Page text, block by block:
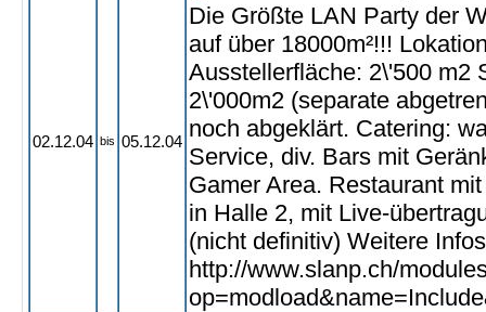
02.12.04 bis 05.12.04
Die Größte LAN Party der
auf über 18000m²!!!
Ausstellerfläche: 2\'500 m2
2\'000m2 (separate
noch abgeklärt. Catering:
Service, div. Bars mit
Gamer Area. Restaurant
in Halle 2, mit Live-
(nicht definitiv) Weitere
http://www.slanp.ch/